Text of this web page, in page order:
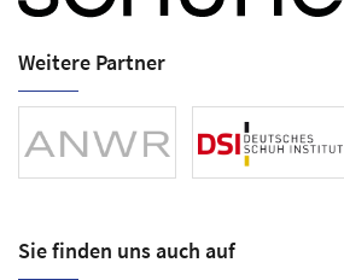
Weitere Partner
Sie finden uns auch auf